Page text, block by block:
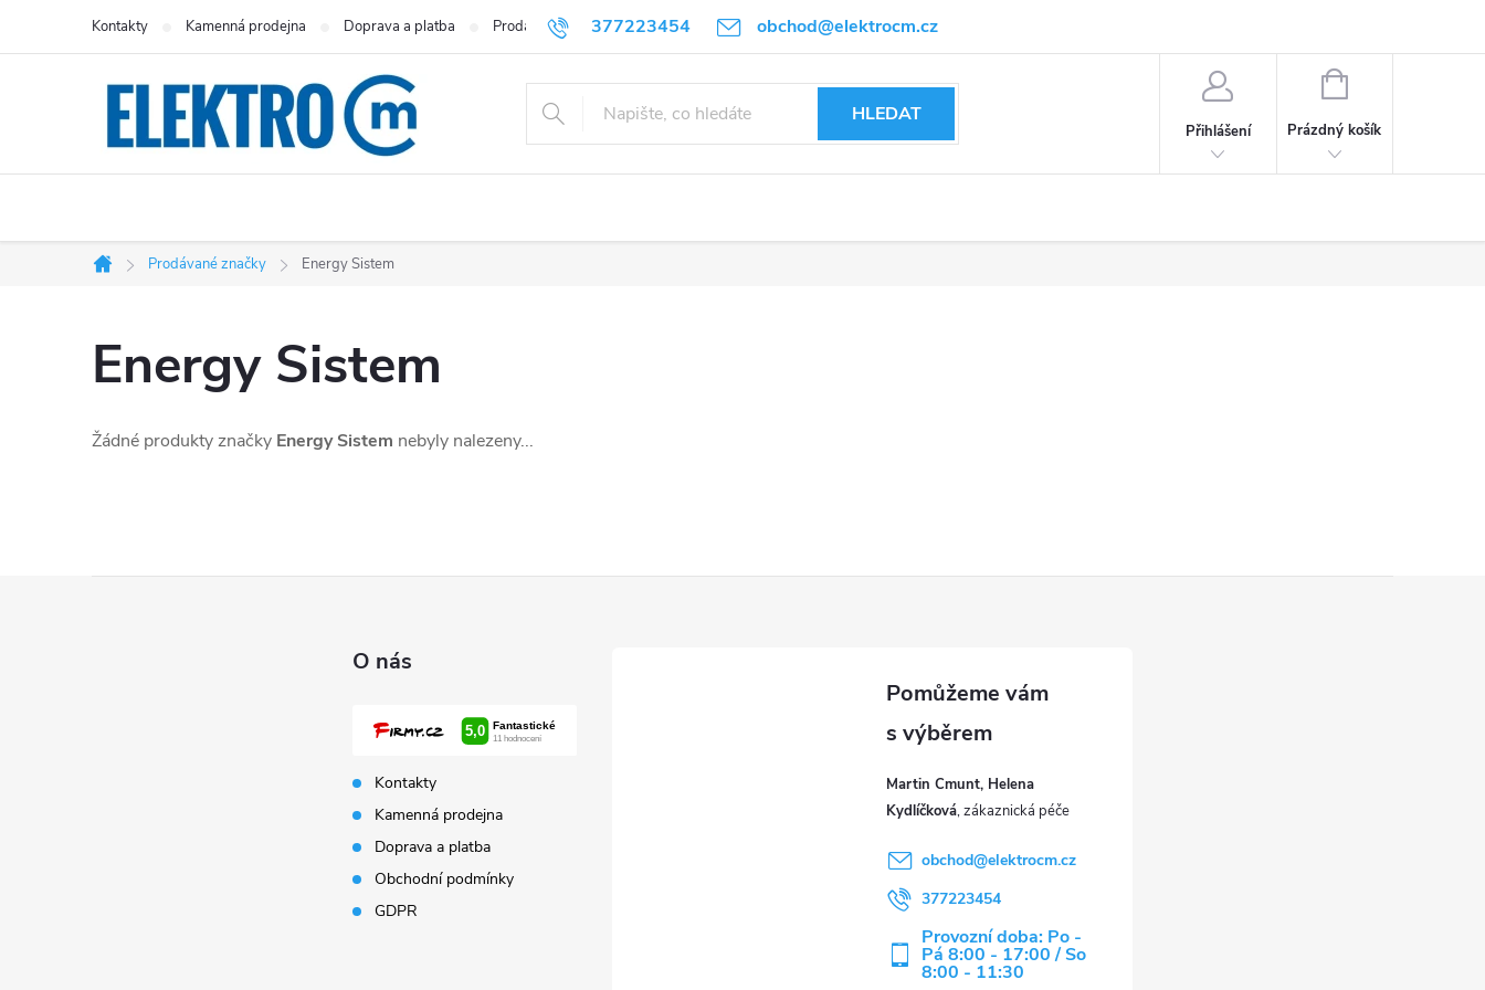
377223454 obchod@elektrocm.cz
Kontakty Kamenná prodejna Doprava a platba Prodávané značky
HLEDAT
Přihlášení
NÁKUPNÍ
Prázdný košík
Domů
Prodávané značky Energy Sistem
Energy Sistem
Žádné produkty značky Energy Sistem nebyly nalezeny...
O nás
Kontakty
Kamenná prodejna
Doprava a platba
Obchodní podmínky
GDPR
Martin Cmunt, Helena
Kydlíčková
obchod@elektrocm.cz
377223454
Provozní doba: Po -
Pá 8:00 - 17:00 / So
8:00 - 11:30